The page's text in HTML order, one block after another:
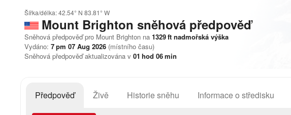
Šířka/délka:42.54° N 83.81° W
Mount Brighton sněhová předpověď
Sněhová předpověď pro Mount Brighton na 1329ft nadmořská výška
Vydáno: 7 pm 07 Aug 2026 (místního času)
Sněhová předpověď aktualizována v 01 hod 06min
Předpověď Živě Historie sněhu Informace o středisku